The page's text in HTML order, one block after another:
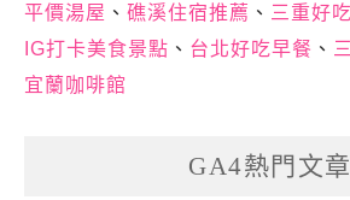
平價湯屋 、 礁溪住宿推薦 、 三重好吃
IG打卡美食景點 、 台北好吃早餐 、
宜蘭咖啡館
GA4熱門文章